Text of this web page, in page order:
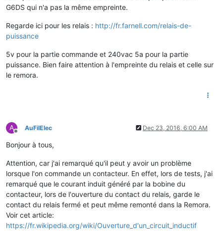
G6DS qui n'a pas la même empreinte.
Regarde ici pour les relais : http://fr.farnell.com/relais-de-
puissance
5v pour la partie commande et 240vac 5a pour la partie
puissance. Bien faire attention à l'empreinte du relais et celle sur
le remora.
A
Offline
AuFilElec Dec 23, 2016, 6:00 AM
Bonjour à tous,
Attention, car j'ai remarqué qu'il peut y avoir un problème
lorsque l'on commande un contacteur. En effet, lors de tests, j'ai
remarqué que le courant induit généré par la bobine du
contacteur, lors de l'ouverture du contact du relais, garde le
contact du relais fermé et peut même remonté dans la Remora.
Voir cet article:
https://fr.wikipedia.org/wiki/Ouverture_d'un_circuit_inductif